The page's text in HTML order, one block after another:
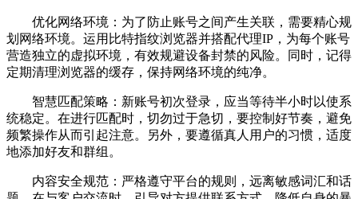
优化网络环境：为了防止账号之间产生关联，需要精心规
划网络环境。运用比特指纹浏览器并搭配代理IP，为每个账号
营造独立的虚拟环境，有效规避设备封禁的风险。同时，记得
定期清理浏览器的缓存，保持网络环境的纯净。
智慧匹配策略：新账号初次登录，应当等待半小时以使系
统稳定。在进行匹配时，切勿过于急切，要控制好节奏，避免
频繁操作从而引起注意。另外，要遵循真人用户的习惯，适度
地添加好友和群组。
内容安全规范：严格遵守平台的规则，远离敏感词汇和话